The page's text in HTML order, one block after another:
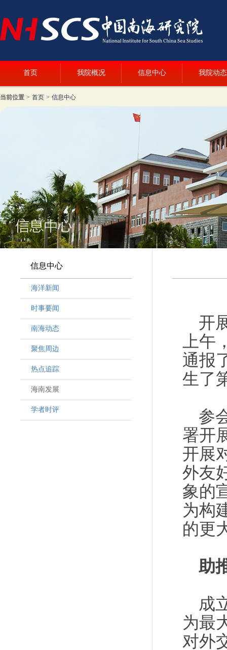
首页 我院概况 信息中心 我院动态
当前位置 > 首页 > 信息中心
信息中心
海洋新闻
时事要闻
南海动态
聚焦周边
热点追踪
海南发展
学者时评
开
上
通报
生了
参
署开
开展
外友
象的
为构
的更
助
成
为最
对外